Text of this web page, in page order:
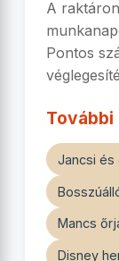
A
Pontos
Jancsi és
Mancs
Disney